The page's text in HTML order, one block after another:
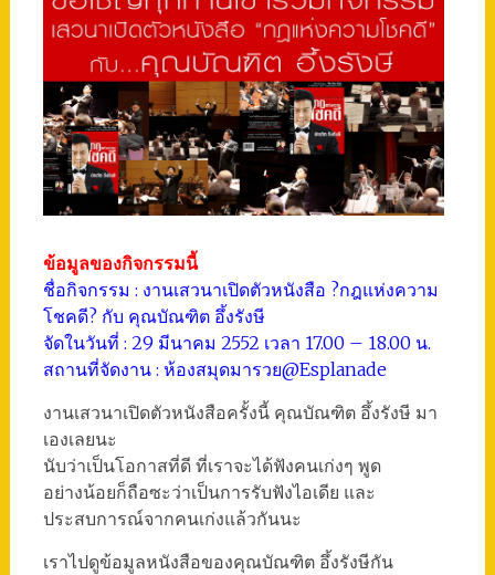
ข้อมูลของกิจกรรมนี้
ชื่อกิจกรรม : งานเสวนาเปิดตัวหนังสือ ?กฎแห่งความ
โชคดี? กับ คุณบัณฑิต อึ้งรังษี
จัดในวันที่ : 29 มีนาคม 2552 เวลา 17.00 – 18.00 น.
สถานที่จัดงาน : ห้องสมุดมารวย@Esplanade
งานเสวนาเปิดตัวหนังสือครั้งนี้ คุณบัณฑิต อึ้งรังษี มา
เองเลยนะ
นับว่าเป็นโอกาสที่ดี ที่เราจะได้ฟังคนเก่งๆ พูด
อย่างน้อยก็ถือซะว่าเป็นการรับฟังไอเดีย และ
ประสบการณ์จากคนเก่งแล้วกันนะ
เราไปดูข้อมูลหนังสือของคุณบัณฑิต อึ้งรังษีกัน